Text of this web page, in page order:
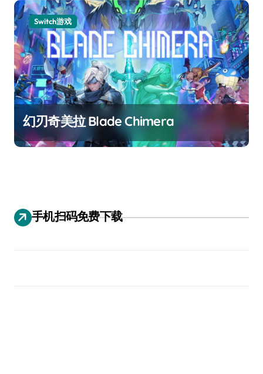
Switch游戏
幻刃奇美拉 Blade Chimera
手机扫码免费下载